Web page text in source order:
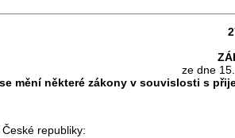
ze dne
mění některé zákony v souvislosti s
republiky: